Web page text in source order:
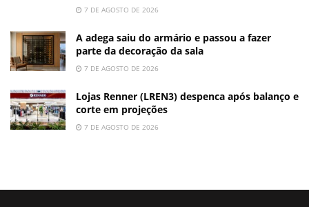
7 DE AGOSTO DE 2026
A adega saiu do armário e passou a fazer
parte da decoração da sala
7 DE AGOSTO DE 2026
Lojas Renner (LREN3) despenca após balanço e
corte em projeções
7 DE AGOSTO DE 2026